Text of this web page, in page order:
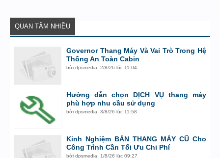
QUAN TÂM NHIỀU
Governor Thang Máy Và Vai Trò Trong Hệ
Thống An Toàn Cabin
bởidpsmedia,2/8/26 lúc 11:04
Hướng dẫn chọn DỊCH VỤ thang máy
phù hợp nhu cầu sử dụng
bởidpsmedia,3/8/26 lúc 11:58
Kinh Nghiệm BÁN THANG MÁY CŨ Cho
Công Trình Cần Tối Ưu Chi Phí
bởidpsmedia,1/8/26 lúc 09:27